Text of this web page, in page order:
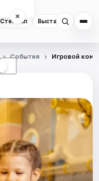
Стендап Выставки
×
☾
События Игровой